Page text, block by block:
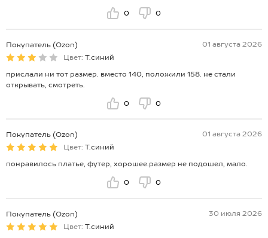
0 0
Покупатель (Ozon)
01 августа 2026
Цвет: Т.синий
прислали ни тот размер. вместо 140, положили 158. не стали
открывать, смотреть.
0 0
Покупатель (Ozon)
01 августа 2026
Цвет: Т.синий
понравилось платье, футер, хорошее.размер не подошел, мало.
0 0
Покупатель (Ozon)
30 июля 2026
Цвет: Т.синий